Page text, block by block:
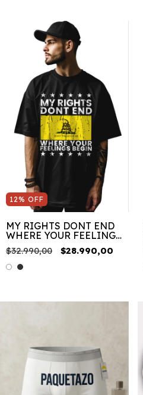
12% OFF
MY RIGHTS DONT END
WHERE YOUR FEELINGS
BEGIN
$32.990,00 $28.990,00